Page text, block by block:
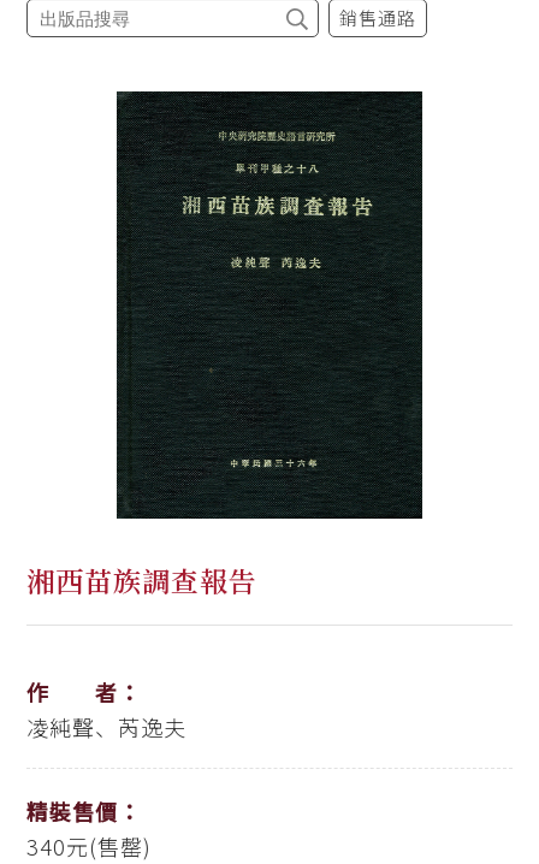
銷售通路
湘西苗族調查報告
作 者：
凌純聲、芮逸夫
精裝售價：
340元(售罄)